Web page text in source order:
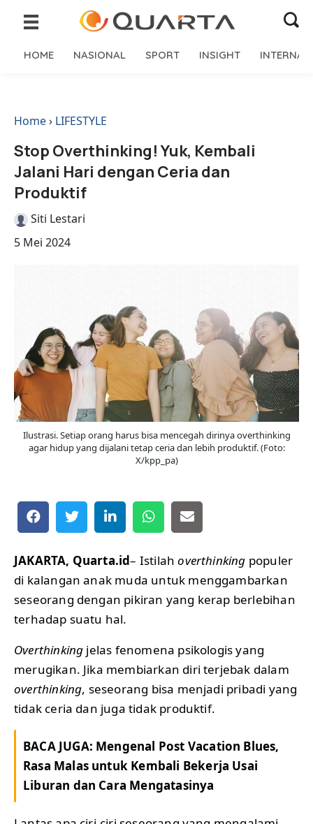
HOME NASIONAL SPORT INSIGHT
Home› LIFESTYLE
Stop Overthinking! Yuk, Kembali
Jalani Hari dengan Ceria dan
Produktif
Siti Lestari
5 Mei 2024
Ilustrasi. Setiap orang harus bisa mencegah dirinya overthinking
agar hidup yang dijalani tetap ceria dan lebih produktif. (Foto:
X/kpp_pa)
JAKARTA, Quarta.id– Istilahoverthinking populer
di kalangan anak muda untuk menggambarkan
seseorang dengan pikiran yang kerap berlebihan
terhadap suatu hal.
Overthinking jelas fenomena psikologis yang
merugikan. Jika membiarkan diri terjebak dalam
overthinking, seseorang bisa menjadi pribadi yang
tidak ceria dan juga tidak produktif.
BACA JUGA: Mengenal Post Vacation Blues,
Rasa Malas untuk Kembali Bekerja Usai
Liburan dan Cara Mengatasinya